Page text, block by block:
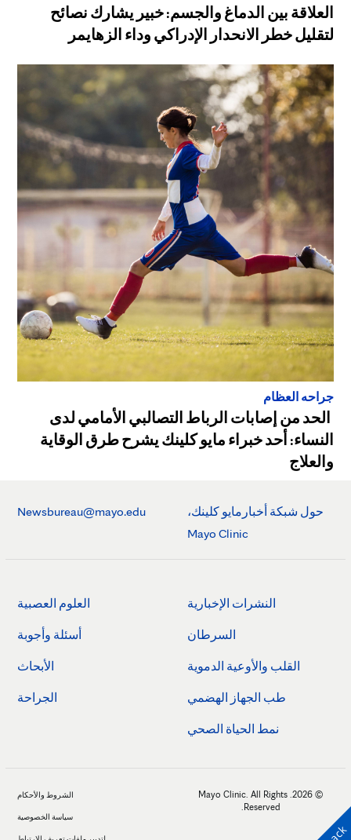
العلاقة بين الدماغ والجسم: خبير يشارك نصائح
لتقليل خطر الانحدار الإدراكي وداء الزهايمر
جراحه العظام
الحد من إصابات الرباط التصالبي الأمامي لدى
النساء: أحد خبراء مايو كلينك يشرح طرق الوقاية
والعلاج
حول شبكة أخبارمايو كلينك،
Mayo Clinic
Newsbureau@mayo.edu
النشرات الإخبارية
السرطان
القلب والأوعية الدموية
طب الجهاز الهضمي
نمط الحياة الصحي
العلوم العصبية
أسئلة وأجوبة
الأبحاث
الجراحة
الشروط والأحكام
سياسة الخصوصية
© 2026. Mayo Clinic. All Rights
Reserved.